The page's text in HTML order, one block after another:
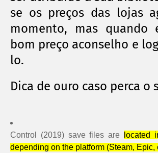
se os preços das lojas
momento, mas quando
bom preço aconselho e
lo.
Dica de ouro caso perca o
Control (2019) save files are
located
depending on the platform (Steam, Epic,